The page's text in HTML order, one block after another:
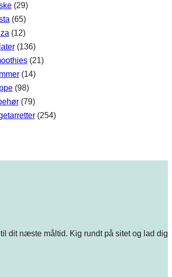
(29)
(65)
(12)
(136)
(21)
(14)
(98)
(79)
(254)
dit næste måltid. Kig rundt på sitet og lad dig